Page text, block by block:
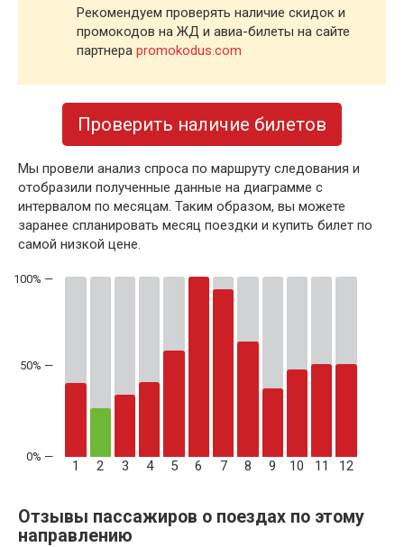
Рекомендуем проверять наличие скидок и
промокодов на ЖД и авиа-билеты на сайте
партнера promokodus.com
Проверить наличие билетов
Мы провели анализ спроса по маршруту следования и
отобразили полученные данные на диаграмме с
интервалом по месяцам. Таким образом, вы можете
заранее спланировать месяц поездки и купить билет по
самой низкой цене.
50% —
1 2 3 4 5 6 7 8 9 10 11 12
Отзывы пассажиров о поездах по этому
направлению